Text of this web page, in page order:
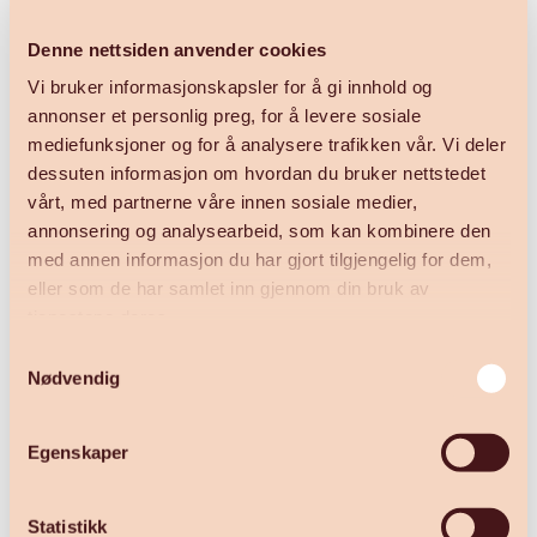
Denne nettsiden anvender cookies
Vi bruker informasjonskapsler for å gi innhold og
annonser et personlig preg, for å levere sosiale
mediefunksjoner og for å analysere trafikken vår. Vi deler
dessuten informasjon om hvordan du bruker nettstedet
vårt, med partnerne våre innen sosiale medier,
annonsering og analysearbeid, som kan kombinere den
med annen informasjon du har gjort tilgjengelig for dem,
eller som de har samlet inn gjennom din bruk av
Nødvendig
Egenskaper
Statistikk
Vi håper mange er med oss og ser fram til
en aktiv og fin vintersesong. Velkommen ut!